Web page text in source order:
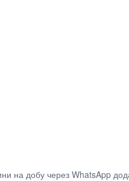
на добу через WhatsApp